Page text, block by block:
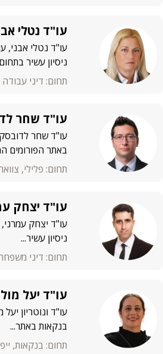
עו"ד נטלי
עו"ד נטלי אבני,
ניסיון עשיר
תחום: דיני עבודה
עו"ד שחר
עו"ד שחר
באתר הפורומים
תחום: פלילי,
עו"ד יצחק
עו"ד יצחק עמרני,
ניסיון עשיר...
תחום: דיני
עו"ד יעל
עו"ד ונוטריון
בנקאות באתר...
תחום: בנקאות,